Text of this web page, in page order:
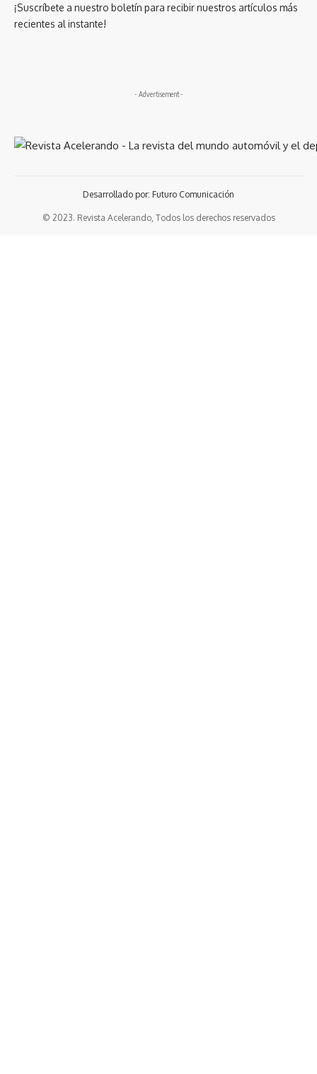
¡Suscríbete a nuestro boletín para recibir nuestros artículos más
recientes al instante!
- Advertisement -
© 2023. Revista Acelerando, Todos los derechos reservados
Desarrollado por: Futuro Comunicación